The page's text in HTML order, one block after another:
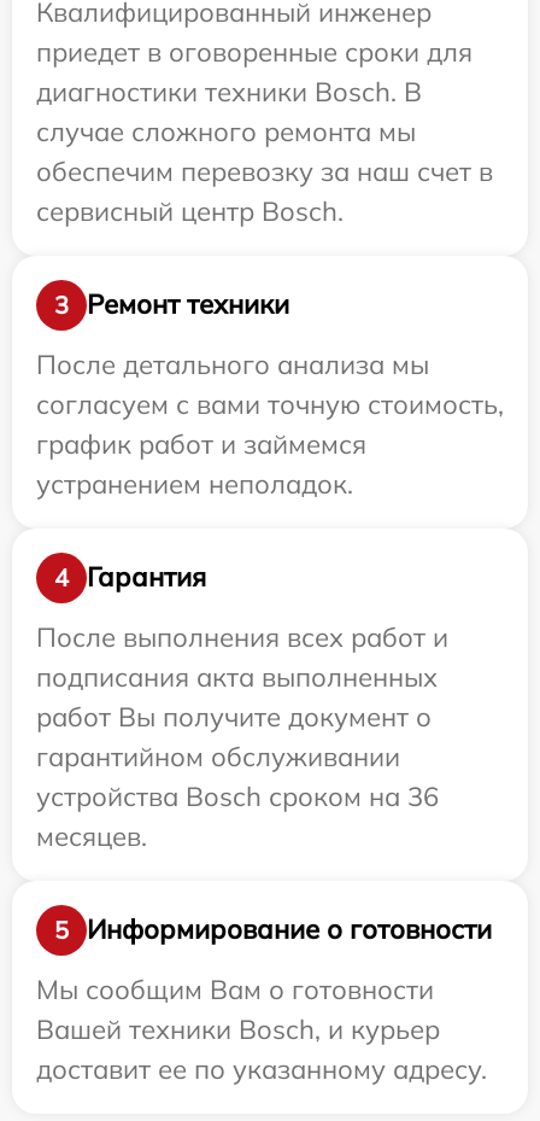
Квалифицированный инженер
приедет в оговоренные сроки для
диагностики техники Bosch. В
случае сложного ремонта мы
обеспечим перевозку за наш счет в
сервисный центр Bosch.
3
Ремонт техники
После детального анализа мы
согласуем с вами точную стоимость,
график работ и займемся
устранением неполадок.
4
Гарантия
После выполнения всех работ и
подписания акта выполненных
работ Вы получите документ о
гарантийном обслуживании
устройства Bosch сроком на 36
месяцев.
5
Информирование о готовности
Мы сообщим Вам о готовности
Вашей техники Bosch, и курьер
доставит ее по указанному адресу.